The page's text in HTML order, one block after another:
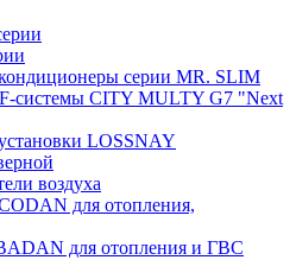
серии MR. SLIM
системы CITY MULTY G7 "Next
LOSSNAY
воздуха
для отопления,
для отопления и ГВС